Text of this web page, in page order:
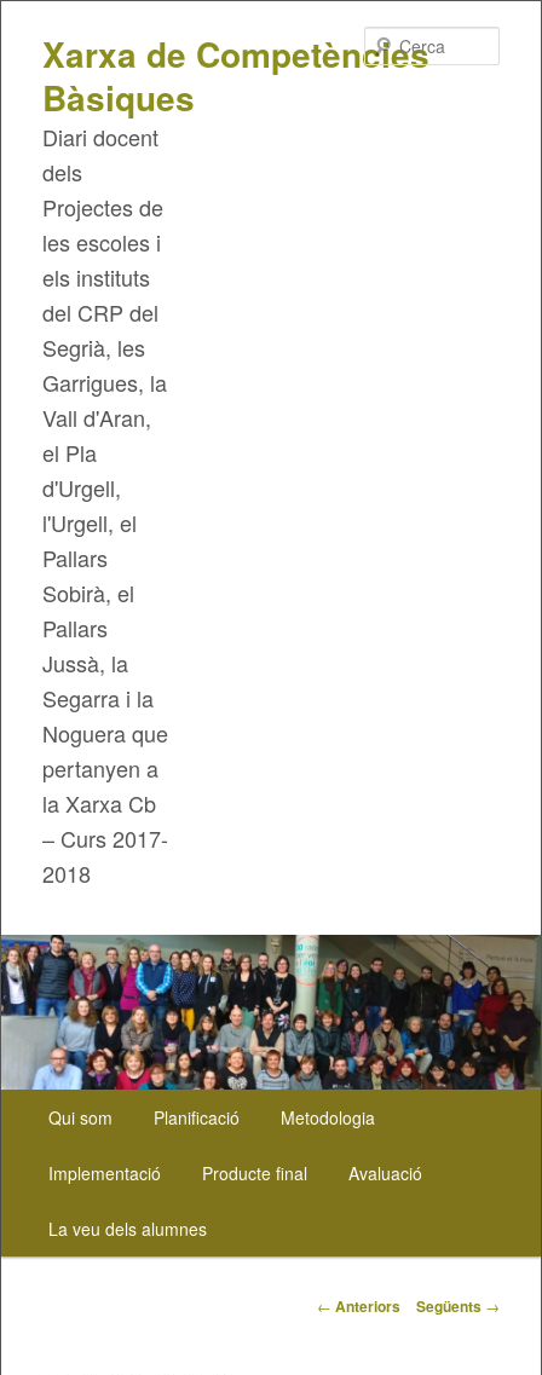
Xarxa de Competències
Bàsiques
Diari docent
dels
Projectes de
les escoles i
els instituts
del CRP del
Segrià, les
Garrigues, la
Vall d'Aran,
el Pla
d'Urgell,
l'Urgell, el
Pallars
Sobirà, el
Pallars
Jussà, la
Segarra i la
Noguera que
pertanyen a
la Xarxa Cb
– Curs 2017-
2018
principal
Aneu
al
contingut
Qui som Planificació Metodologia
Implementació Producte final Avaluació
La veu dels alumnes
Navegació
← Anteriors Següents →